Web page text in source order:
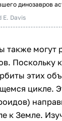
динозавров
E. Davis
также могут
Поскольку
этих
цикле.
к Земле.